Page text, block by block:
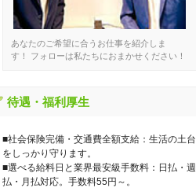
あなたのご希望に合うお仕事を紹介しま
す！ フォローは私たちにおまかせください！
待遇・福利厚生
■社会保険完備・交通費全額支給：生活の土台
をしっかり守ります。
■選べる給料日と業界最安級手数料：日払・週
払・月払対応。手数料55円～。